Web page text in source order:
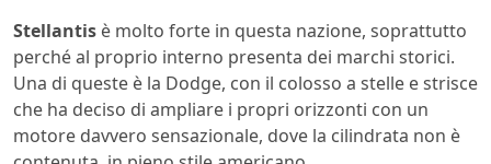
Stellantis è molto forte in questa nazione, soprattutto
perché al proprio interno presenta dei marchi storici.
Una di queste è la Dodge, con il colosso a stelle e strisce
che ha deciso di ampliare i propri orizzonti con un
motore davvero sensazionale, dove la cilindrata non è